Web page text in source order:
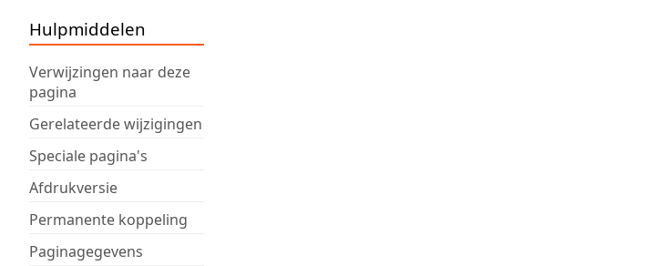
Hulpmiddelen
Verwijzingen naar deze
pagina
Gerelateerde wijzigingen
Speciale pagina's
Afdrukversie
Permanente koppeling
Paginagegevens